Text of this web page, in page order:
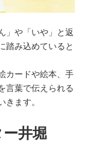
」や「いや」と返
踏み込めていると
カードや絵本、手
言葉で伝えられる
きます。
井堀